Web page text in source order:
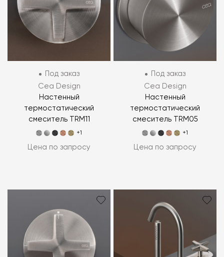
Под заказ
Cea Design
Настенный
термостатический
смеситель TRM11
+1
Цена по запросу
Под заказ
Cea Design
Настенный
термостатический
смеситель TRM05
+1
Цена по запросу